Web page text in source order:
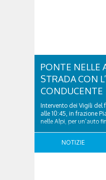
PONTE NELLE
STRADA CON
CONDUCENTE
Intervento dei Vigili del
alle 10:45, in frazione
nelle Alpi, per un’auto
squadra dei vigili del
che ha soccorso l’uomo
NOTIZIE